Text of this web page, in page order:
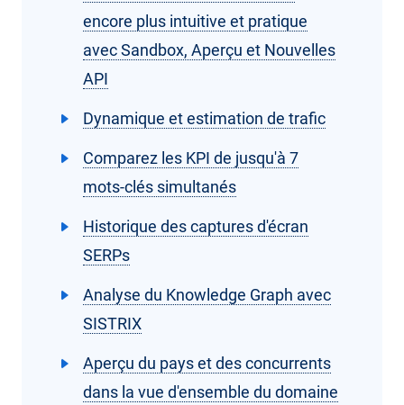
encore plus intuitive et pratique
avec Sandbox, Aperçu et Nouvelles
API
Dynamique et estimation de trafic
Comparez les KPI de jusqu'à 7
mots-clés simultanés
Historique des captures d'écran
SERPs
Analyse du Knowledge Graph avec
SISTRIX
Aperçu du pays et des concurrents
dans la vue d'ensemble du domaine